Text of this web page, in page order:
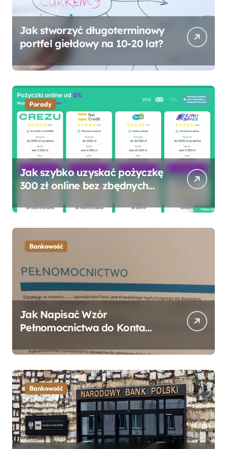
Jak stworzyć długoterminowy
portfel giełdowy na 10-20 lat?
Porady
Jak szybko uzyskać pożyczkę
300 zł online bez zbędnych
Bankowość
Jak Napisać Wzór
Pełnomocnictwa do Konta
Przewodnik
Bankowość